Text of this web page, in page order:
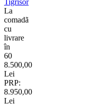
Tigrisor
La
comadã
cu
livrare
în
60
8.500,00
Lei
PRP:
8.950,00
Lei